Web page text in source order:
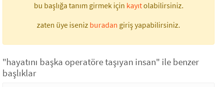
bu başlığa tanım girmek için kayıtolabilirsiniz.
zaten üye iseniz buradan giriş yapabilirsiniz.
"hayatını başka operatöre taşıyan insan" ile benzer
başlıklar